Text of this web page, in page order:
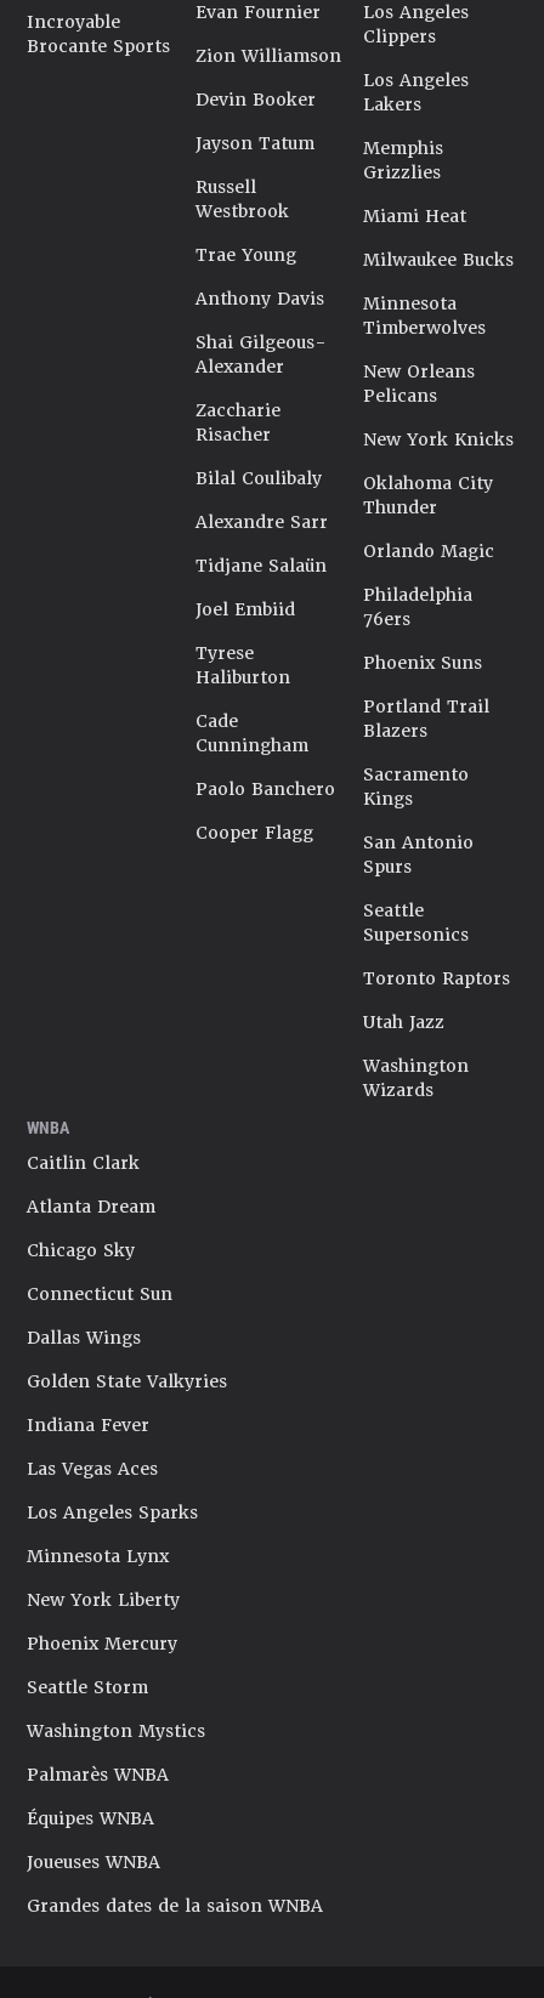
Incroyable
Brocante Sports
Evan Fournier
Zion Williamson
Devin Booker
Jayson Tatum
Russell
Westbrook
Trae Young
Anthony Davis
Shai Gilgeous-
Alexander
Zaccharie
Risacher
Bilal Coulibaly
Alexandre Sarr
Tidjane Salaün
Joel Embiid
Tyrese
Haliburton
Cade
Cunningham
Paolo Banchero
Cooper Flagg
Los Angeles
Clippers
Los Angeles
Lakers
Memphis
Grizzlies
Miami Heat
Milwaukee Bucks
Minnesota
Timberwolves
New Orleans
Pelicans
New York Knicks
Oklahoma City
Thunder
Orlando Magic
Philadelphia
76ers
Phoenix Suns
Portland Trail
Blazers
Sacramento
Kings
San Antonio
Spurs
Seattle
Supersonics
Toronto Raptors
Utah Jazz
Washington
Wizards
WNBA
Caitlin Clark
Atlanta Dream
Chicago Sky
Connecticut Sun
Dallas Wings
Golden State Valkyries
Indiana Fever
Las Vegas Aces
Los Angeles Sparks
Minnesota Lynx
New York Liberty
Phoenix Mercury
Seattle Storm
Washington Mystics
Palmarès WNBA
Équipes WNBA
Joueuses WNBA
Grandes dates de la saison WNBA